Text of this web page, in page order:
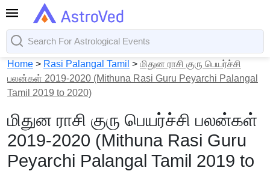
Home > Rasi Palangal Tamil > மிதுன ராசி குரு பெயர்ச்சி
பலன்கள் 2019-2020 (Mithuna Rasi Guru Peyarchi Palangal
Tamil 2019 to 2020)
மிதுன ராசி குரு பெயர்ச்சி பலன்கள்
2019-2020 (Mithuna Rasi Guru
Peyarchi Palangal Tamil 2019 to